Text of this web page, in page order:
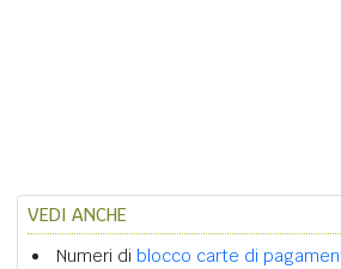
VEDI ANCHE
Numeri di blocco carte di